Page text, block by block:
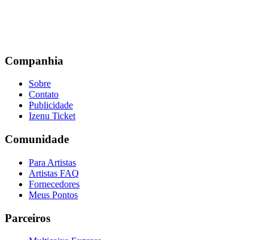
Companhia
Sobre
Contato
Publicidade
Izenu Ticket
Comunidade
Para Artistas
Artistas FAQ
Fornecedores
Meus Pontos
Parceiros